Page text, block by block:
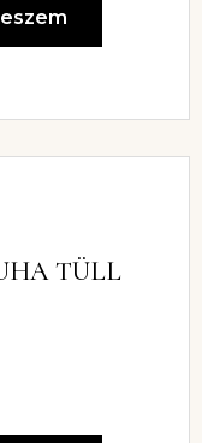
TÜLL